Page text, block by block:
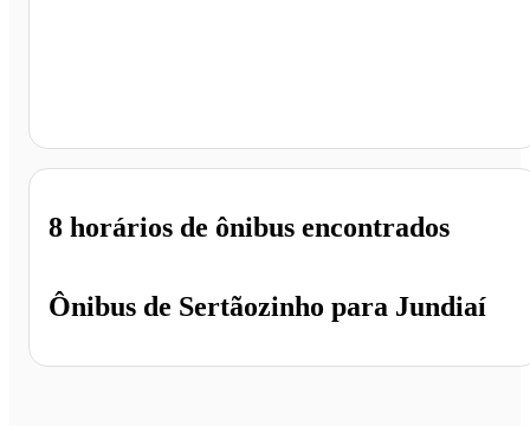
Ônibus de Sertãozinho para Jundiaí
8 horários de ônibus encontrados